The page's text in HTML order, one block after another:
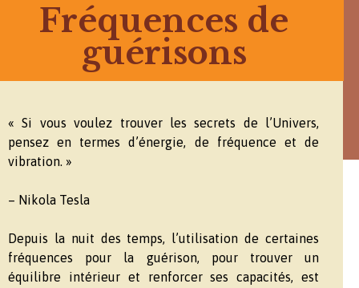
Fréquences de
guérisons
« Si vous voulez trouver les secrets de l’Univers,
pensez en termes d’énergie, de fréquence et de
vibration. »
– Nikola Tesla
Depuis la nuit des temps, l’utilisation de certaines
fréquences pour la guérison, pour trouver un
équilibre intérieur et renforcer ses capacités, est